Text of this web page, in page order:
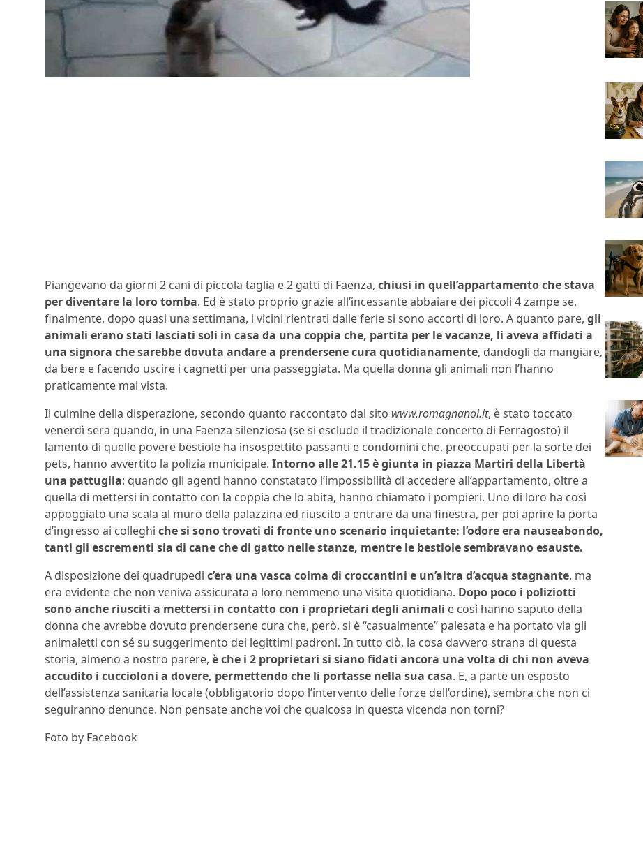
Piangevano da giorni 2 cani di piccola taglia e 2 gatti di Faenza, chiusi in quell’appartamento che stava
per diventare la loro tomba. Ed è stato proprio grazie all’incessante abbaiare dei piccoli 4 zampe se,
finalmente, dopo quasi una settimana, i vicini rientrati dalle ferie si sono accorti di loro. A quanto pare, gli
animali erano stati lasciati soli in casa da una coppia che, partita per le vacanze, li aveva affidati a
una signora che sarebbe dovuta andare a prendersene cura quotidianamente, dandogli da mangiare,
da bere e facendo uscire i cagnetti per una passeggiata. Ma quella donna gli animali non l’hanno
praticamente mai vista.
Il culmine della disperazione, secondo quanto raccontato dal sito www.romagnanoi.it, è stato toccato
venerdì sera quando, in una Faenza silenziosa (se si esclude il tradizionale concerto di Ferragosto) il
lamento di quelle povere bestiole ha insospettito passanti e condomini che, preoccupati per la sorte dei
pets, hanno avvertito la polizia municipale. Intorno alle 21.15 è giunta in piazza Martiri della Libertà
una pattuglia: quando gli agenti hanno constatato l’impossibilità di accedere all’appartamento, oltre a
quella di mettersi in contatto con la coppia che lo abita, hanno chiamato i pompieri. Uno di loro ha così
appoggiato una scala al muro della palazzina ed riuscito a entrare da una finestra, per poi aprire la porta
d’ingresso ai colleghi che si sono trovati di fronte uno scenario inquietante: l’odore era nauseabondo,
tanti gli escrementi sia di cane che di gatto nelle stanze, mentre le bestiole sembravano esauste.
A disposizione dei quadrupedi c’era una vasca colma di croccantini e un’altra d’acqua stagnante, ma
era evidente che non veniva assicurata a loro nemmeno una visita quotidiana. Dopo poco i poliziotti
sono anche riusciti a mettersi in contatto con i proprietari degli animali e così hanno saputo della
donna che avrebbe dovuto prendersene cura che, però, si è “casualmente” palesata e ha portato via gli
animaletti con sé su suggerimento dei legittimi padroni. In tutto ciò, la cosa davvero strana di questa
storia, almeno a nostro parere, è che i 2 proprietari si siano fidati ancora una volta di chi non aveva
accudito i cuccioloni a dovere, permettendo che li portasse nella sua casa. E, a parte un esposto
dell’assistenza sanitaria locale (obbligatorio dopo l’intervento delle forze dell’ordine), sembra che non ci
seguiranno denunce. Non pensate anche voi che qualcosa in questa vicenda non torni?
Foto by Facebook